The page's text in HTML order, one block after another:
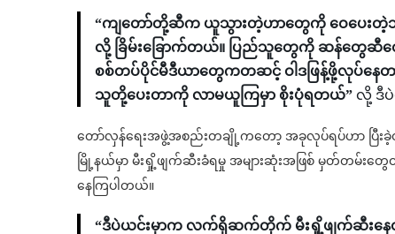
“ကျတော်တို့ဆီက ယူသွားတဲ့ဟာတွေကို ဝေပေး
လို့ ခြိမ်းခြောက်တယ်။ ပြည်သူတွေကို ဆန်တွေဆီ
စစ်တပ်ပိုင်မီဒီယာတွေကတဆင့် ဝါဒဖြန့်ဖို့လုပ်နေ
သူတို့ပေးတာကို လာမယူကြမှာ စိုးပုံရတယ်” လို့ ဒီပဲ
တော်လှန်ရေးအဖွဲ့အစည်းတချို့ကတော့ အခုလုပ်ရပ်ဟာ ပြီ
မြို့နယ်မှာ မီးရှို့ဖျက်ဆီးခံရမှု အများဆုံးအဖြစ် မှတ်တ
နေကြပါတယ်။
“ဒီပဲယင်းမှာက လက်ရှိဆက်တိုက် မီးရှို့ဖျက်ဆီးနေတ